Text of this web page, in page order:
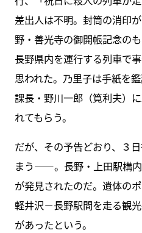
差出人は不明。封筒の消印
野・善光寺の御開帳記念の
長野県内を運行する列車で
思われた。乃里子は手紙を
課長・野川一郎（筧利夫）
れてもらう。
だが、その予告どおり、３
まう――。長野・上田駅構
が発見されたのだ。遺体の
軽井沢－長野駅間を走る観
があったという。